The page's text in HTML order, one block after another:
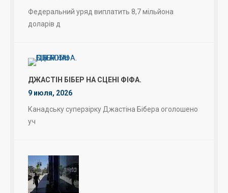
Федеральний уряд виплатить 8,7 мільйона
доларів д
ДЖАСТІН БІБЕР НА СЦЕНІ ФІФА.
9 июля, 2026
Канадську суперзірку Джастіна Бібера оголошено
уч